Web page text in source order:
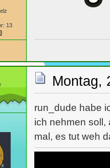
13
Montag,
run_dude habe
ich nehmen soll,
mal, es tut weh